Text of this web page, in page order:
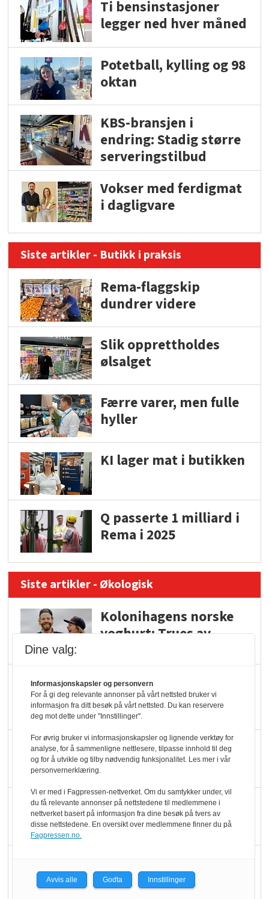
Ti bensinstasjoner
legger ned hver måned
Potetball, kylling og 98
oktan
KBS-bransjen i
endring: Stadig større
serveringstilbud
Vokser med ferdigmat
i dagligvare
Siste artikler - Butikk i praksis
Rema-flaggskip
dundrer videre
Slik opprettholdes
ølsalget
Færre varer, men fulle
hyller
KI lager mat i butikken
Q passerte 1 milliard i
Rema i 2025
Siste artikler - Økologisk
Kolonihagens norske
yoghurt: Trues av
Marit Kolby vant
Økologisk Norge sin
hederspris
Blir enklere å velge
økologisk i butikkhylla
Kolonihagen sliter
med å få tak i nok melk
er klare! Er markedet
Dine valg:
Informasjonskapsler og personvern
For å gi deg relevante annonser på vårt nettsted bruker vi
informasjon fra ditt besøk på vårt nettsted. Du kan reservere
deg mot dette under "Innstillinger".
For øvrig bruker vi informasjonskapsler og lignende verktøy for
analyse, for å sammenligne nettlesere, tilpasse innhold til deg
og for å utvikle og tilby nødvendig funksjonalitet. Les mer i vår
personvernerklæring.
Vi er med i Fagpressen-nettverket. Om du samtykker under, vil
du få relevante annonser på nettstedene til medlemmene i
nettverket basert på informasjon fra dine besøk på tvers av
disse nettstedene. En oversikt over medlemmene finner du på
Fagpressen.no.
Avvis alle Godta Innstillinger